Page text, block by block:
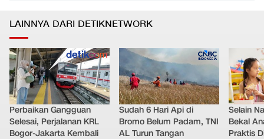
LAINNYA DARI DETIKNETWORK
Perbaikan Gangguan
Selesai, Perjalanan KRL
Bogor-Jakarta Kembali
Sudah 6 Hari Api di
Bromo Belum Padam, TNI
AL Turun Tangan
Selain
Bekal
Praktis